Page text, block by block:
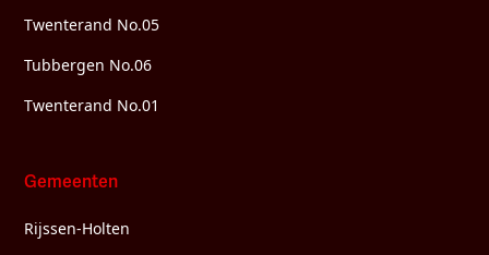
Twenterand No.05
Tubbergen No.06
Twenterand No.01
Gemeenten
Rijssen-Holten